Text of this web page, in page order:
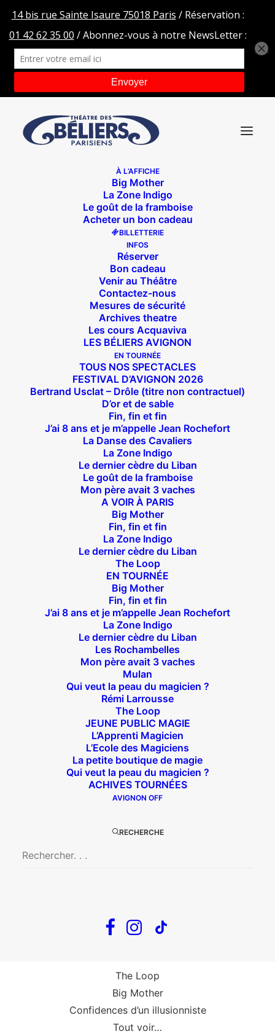
À L’AFFICHE
Big Mother
La Zone Indigo
Le goût de la framboise
Acheter un bon cadeau
BILLETTERIE
INFOS
Réserver
Bon cadeau
Venir au Théâtre
Contactez-nous
Mesures de sécurité
Archives theatre
Les cours Acquaviva
LES BÉLIERS AVIGNON
EN TOURNÉE
TOUS NOS SPECTACLES
FESTIVAL D’AVIGNON 2026
Bertrand Usclat – Drôle (titre non contractuel)
D’or et de sable
Fin, fin et fin
J’ai 8 ans et je m’appelle Jean Rochefort
La Danse des Cavaliers
La Zone Indigo
Le dernier cèdre du Liban
Le goût de la framboise
Mon père avait 3 vaches
A VOIR À PARIS
Big Mother
Fin, fin et fin
La Zone Indigo
Le dernier cèdre du Liban
The Loop
EN TOURNÉE
Big Mother
Fin, fin et fin
J’ai 8 ans et je m’appelle Jean Rochefort
La Zone Indigo
Le dernier cèdre du Liban
Les Rochambelles
Mon père avait 3 vaches
Mulan
Qui veut la peau du magicien ?
Rémi Larrousse
The Loop
JEUNE PUBLIC MAGIE
L’Apprenti Magicien
L’Ecole des Magiciens
La petite boutique de magie
Qui veut la peau du magicien ?
ACHIVES TOURNÉES
AVIGNON OFF
RECHERCHE
BON-CADEAU-TDBP
Bon cadeau BON-CADEAU-TDBP
Suivez nous !
Théâtre des Béliers Parisiens
14 bis rue Sainte Isaure 75018 Paris
Joffrin / Simplon – Loc :01 42 62 35 00
À l’affiche
Big Mother
Le goût de la framboise
En tournée
The Loop
Big Mother
Confidences d’un illusionniste
Tout voir…